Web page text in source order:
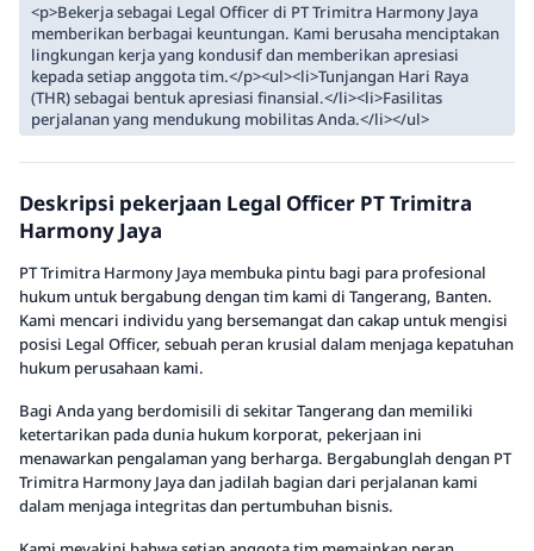
<p>Bekerja sebagai Legal Officer di PT Trimitra Harmony Jaya
memberikan berbagai keuntungan. Kami berusaha menciptakan
lingkungan kerja yang kondusif dan memberikan apresiasi
kepada setiap anggota tim.</p><ul><li>Tunjangan Hari Raya
(THR) sebagai bentuk apresiasi finansial.</li><li>Fasilitas
perjalanan yang mendukung mobilitas Anda.</li></ul>
Deskripsi pekerjaan Legal Officer PT Trimitra
Harmony Jaya
PT Trimitra Harmony Jaya membuka pintu bagi para profesional
hukum untuk bergabung dengan tim kami di Tangerang, Banten.
Kami mencari individu yang bersemangat dan cakap untuk mengisi
posisi Legal Officer, sebuah peran krusial dalam menjaga kepatuhan
hukum perusahaan kami.
Bagi Anda yang berdomisili di sekitar Tangerang dan memiliki
ketertarikan pada dunia hukum korporat, pekerjaan ini
menawarkan pengalaman yang berharga. Bergabunglah dengan PT
Trimitra Harmony Jaya dan jadilah bagian dari perjalanan kami
dalam menjaga integritas dan pertumbuhan bisnis.